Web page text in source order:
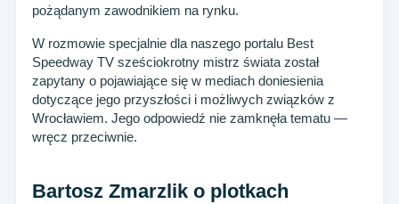
pożądanym zawodnikiem na rynku.
W rozmowie specjalnie dla naszego portalu Best
Speedway TV sześciokrotny mistrz świata został
zapytany o pojawiające się w mediach doniesienia
dotyczące jego przyszłości i możliwych związków z
Wrocławiem. Jego odpowiedź nie zamknęła tematu —
wręcz przeciwnie.
Bartosz Zmarzlik o plotkach